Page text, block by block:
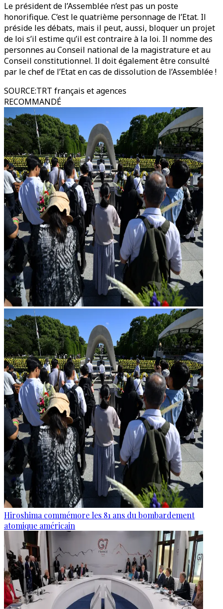
Le président de l’Assemblée n’est pas un poste
honorifique. C’est le quatrième personnage de l’Etat. Il
préside les débats, mais il peut, aussi, bloquer un projet
de loi s’il estime qu’il est contraire à la loi. Il nomme des
personnes au Conseil national de la magistrature et au
Conseil constitutionnel. Il doit également être consulté
par le chef de l’Etat en cas de dissolution de l’Assemblée !
SOURCE:TRT français et agences
RECOMMANDÉ
Hiroshima commémore les 81 ans du bombardement
atomique américain